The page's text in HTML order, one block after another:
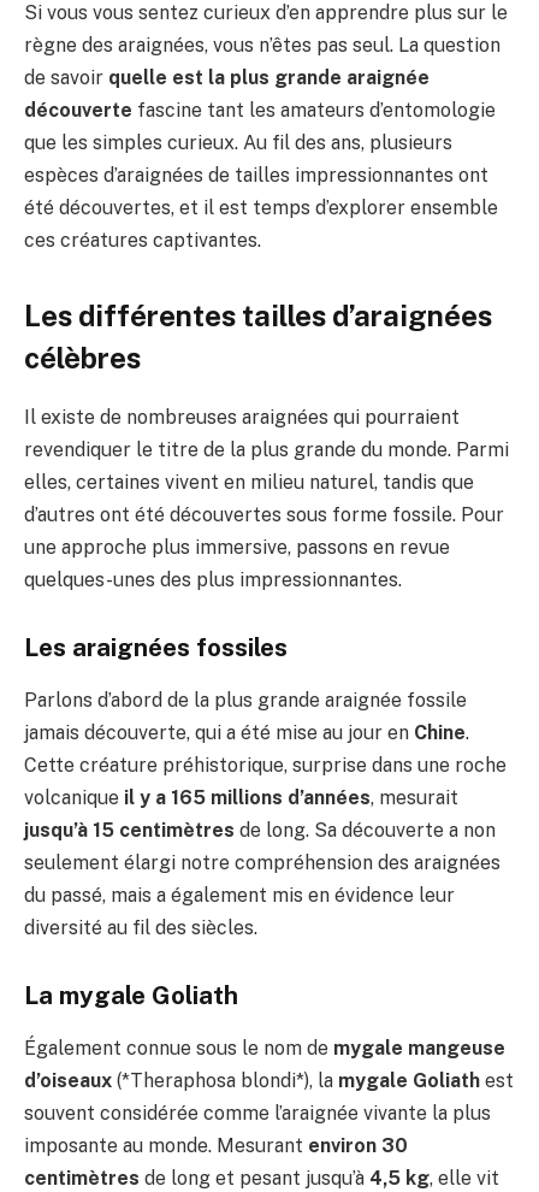
Si vous vous sentez curieux d’en apprendre plus sur le
règne des araignées, vous n’êtes pas seul. La question
de savoir quelle est la plus grande araignée
découverte fascine tant les amateurs d’entomologie
que les simples curieux. Au fil des ans, plusieurs
espèces d’araignées de tailles impressionnantes ont
été découvertes, et il est temps d’explorer ensemble
ces créatures captivantes.
Les différentes tailles d’araignées
célèbres
Il existe de nombreuses araignées qui pourraient
revendiquer le titre de la plus grande du monde. Parmi
elles, certaines vivent en milieu naturel, tandis que
d’autres ont été découvertes sous forme fossile. Pour
une approche plus immersive, passons en revue
quelques-unes des plus impressionnantes.
Les araignées fossiles
Parlons d’abord de la plus grande araignée fossile
jamais découverte, qui a été mise au jour en Chine.
Cette créature préhistorique, surprise dans une roche
volcanique il y a 165 millions d’années, mesurait
jusqu’à 15 centimètres de long. Sa découverte a non
seulement élargi notre compréhension des araignées
du passé, mais a également mis en évidence leur
diversité au fil des siècles.
La mygale Goliath
Également connue sous le nom de mygale mangeuse
d’oiseaux (*Theraphosa blondi*), la mygale Goliath est
souvent considérée comme l’araignée vivante la plus
imposante au monde. Mesurant environ 30
centimètres de long et pesant jusqu’à 4,5 kg, elle vit